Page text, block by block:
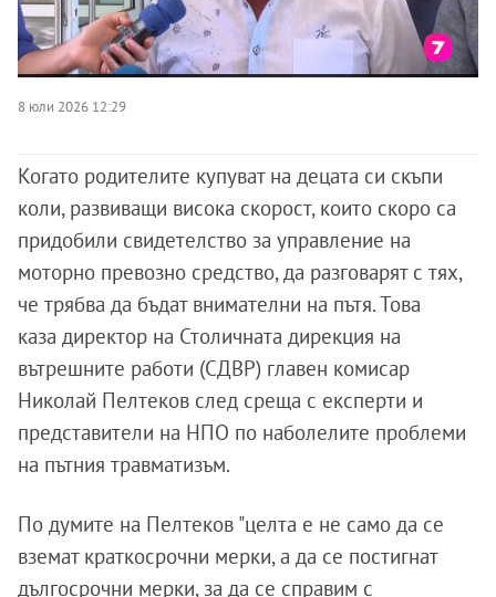
8 юли 2026 12:29
Когато родителите купуват на децата си скъпи
коли, развиващи висока скорост, които скоро са
придобили свидетелство за управление на
моторно превозно средство, да разговарят с тях,
че трябва да бъдат внимателни на пътя. Това
каза директор на Столичната дирекция на
вътрешните работи (СДВР) главен комисар
Николай Пелтеков след среща с експерти и
представители на НПО по наболелите проблеми
на пътния травматизъм.
По думите на Пелтеков "целта е не само да се
вземат краткосрочни мерки, а да се постигнат
дългосрочни мерки, за да се справим с